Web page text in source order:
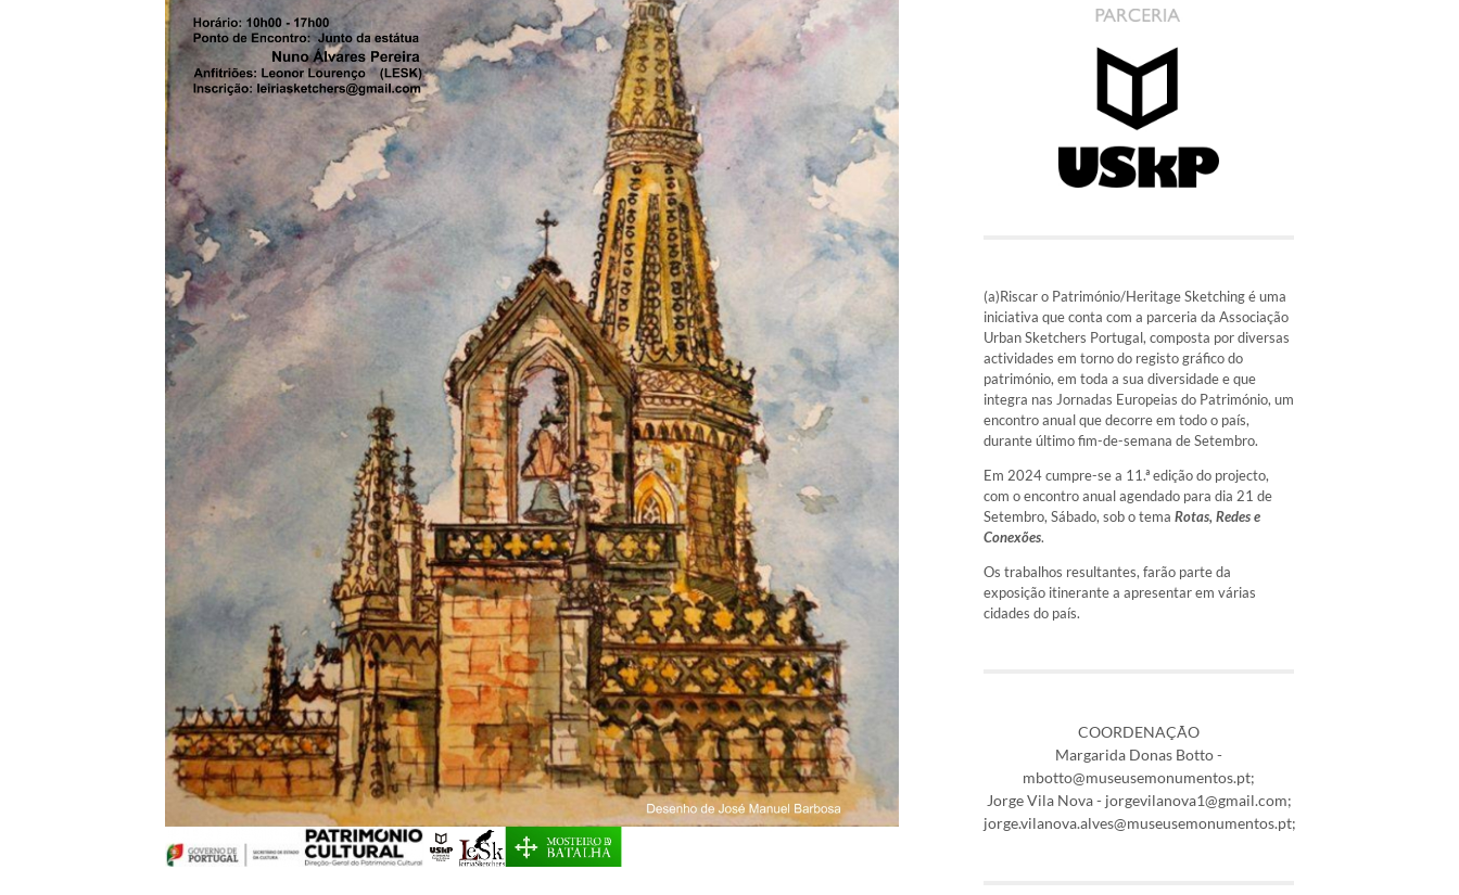
(a)Riscar o Património/Heritage Sketching é uma
iniciativa que conta com a parceria da Associação
Urban Sketchers Portugal, composta por diversas
actividades em torno do registo gráfico do
património, em toda a sua diversidade e que
integra nas Jornadas Europeias do Património, um
encontro anual que decorre em todo o país,
durante último fim-de-semana de Setembro.
Em 2024 cumpre-se a 11.ª edição do projecto,
com o encontro anual agendado para dia 21 de
Setembro, Sábado, sob o tema Rotas, Redes e
Conexões.
Os trabalhos resultantes, farão parte da
exposição itinerante a apresentar em várias
cidades do país.
COORDENAÇÃO
Margarida Donas Botto -
mbotto@museusemonumentos.pt;
Jorge Vila Nova - jorgevilanova1@gmail.com;
jorge.vilanova.alves@museusemonumentos.pt;